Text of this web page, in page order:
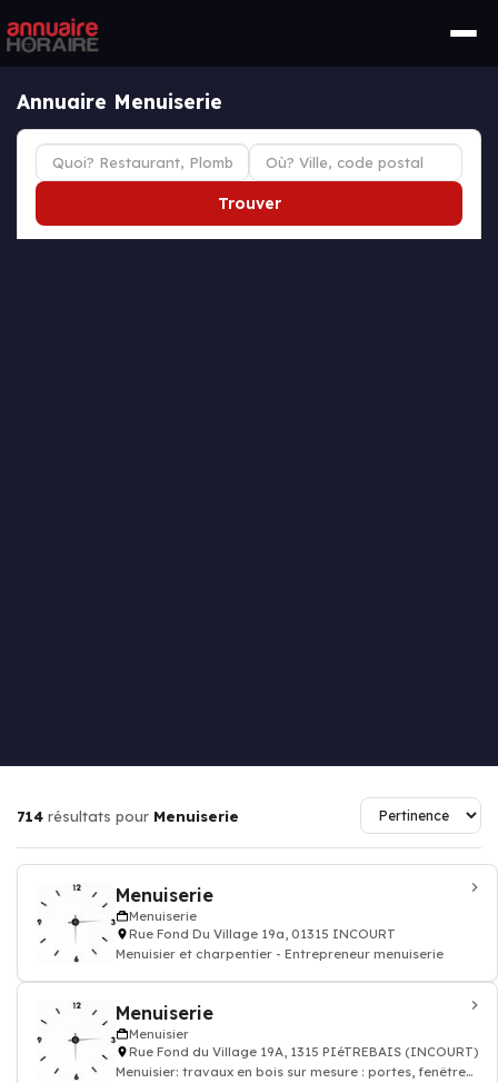
Annuaire Menuiserie
Trouver
714 résultats pour Menuiserie
Menuiserie
Menuiserie
Rue Fond Du Village 19a, 01315 INCOURT
Menuisier et charpentier - Entrepreneur menuiserie
Menuiserie
Menuisier
Rue Fond du Village 19A, 1315 PIéTREBAIS (INCOURT)
Menuisier: travaux en bois sur mesure : portes, fenêtres,